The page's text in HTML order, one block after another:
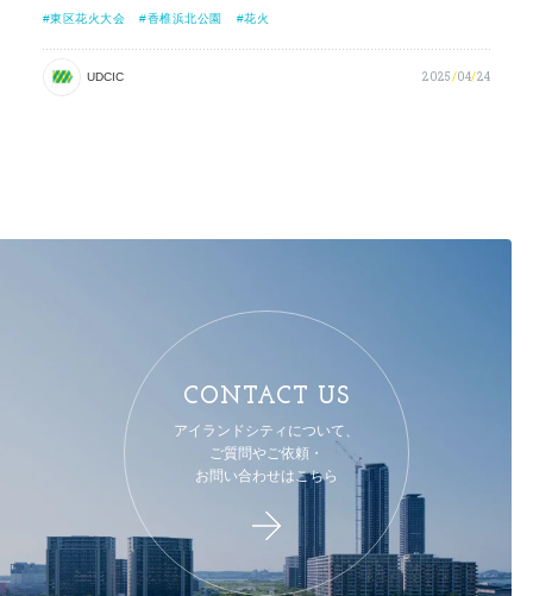
東区花火大会 香椎浜北公園 花火
UDCIC 2025/04/24
CONTACT US
アイランドシティについて、
ご質問やご依頼・
お問い合わせはこちら